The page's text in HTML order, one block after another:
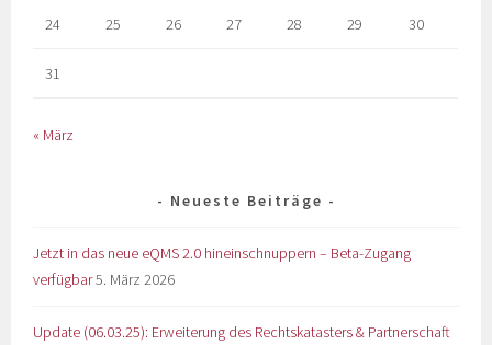
24 25 26 27 28 29 30
31
« März
Neueste Beiträge
Jetzt in das neue eQMS 2.0 hineinschnuppern – Beta-Zugang
verfügbar5. März 2026
Update (06.03.25): Erweiterung des Rechtskatasters & Partnerschaft